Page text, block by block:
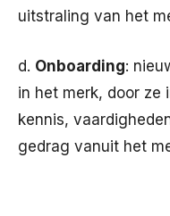
uitstraling van het
d. Onboarding:
in het merk, door ze
kennis,
gedrag vanuit het